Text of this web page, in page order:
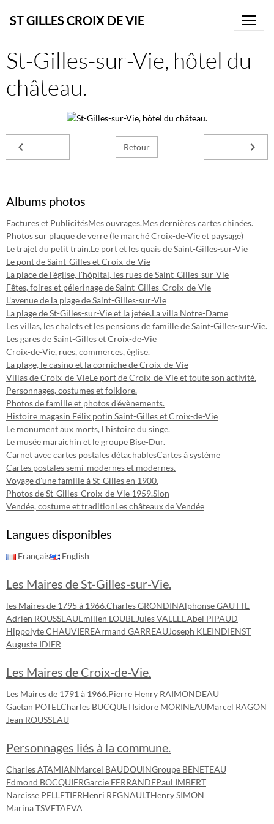
ST GILLES CROIX DE VIE
St-Gilles-sur-Vie, hôtel du
château.
Retour
Albums photos
Factures et PublicitésMes ouvrages.Mes dernières cartes chinées.
Photos sur plaque de verre (le marché Croix-de-Vie et paysage)
Le trajet du petit train.Le port et les quais de Saint-Gilles-sur-Vie
Le pont de Saint-Gilles et Croix-de-Vie
La place de l'église, l'hôpital, les rues de Saint-Gilles-sur-Vie
Fêtes, foires et pélerinage de Saint-Gilles-Croix-de-Vie
L'avenue de la plage de Saint-Gilles-sur-Vie
La plage de St-Gilles-sur-Vie et la jetée.La villa Notre-Dame
Les villas, les chalets et les pensions de famille de Saint-Gilles-sur-Vie.
Les gares de Saint-Gilles et Croix-de-Vie
Croix-de-Vie, rues, commerces, église.
La plage, le casino et la corniche de Croix-de-Vie
Villas de Croix-de-VieLe port de Croix-de-Vie et toute son activité.
Personnages, costumes et folklore.
Photos de famille et photos d'évènements.
Histoire magasin Félix potin Saint-Gilles et Croix-de-Vie
Le monument aux morts, l'histoire du singe.
Le musée maraichin et le groupe Bise-Dur.
Carnet avec cartes postales détachablesCartes à système
Cartes postales semi-modernes et modernes.
Voyage d'une famille à St-Gilles en 1900.
Photos de St-Gilles-Croix-de-Vie 1959.Sion
Vendée, costume et traditionLes châteaux de Vendée
Langues disponibles
Français English
Les Maires de St-Gilles-sur-Vie.
les Maires de 1795 à 1966.Charles GRONDINAlphonse GAUTTE
Adrien ROUSSEAUEmilien LOUBEJules VALLEEAbel PIPAUD
Hippolyte CHAUVIEREArmand GARREAUJoseph KLEINDIENST
Auguste IDIER
Les Maires de Croix-de-Vie.
Les Maires de 1791 à 1966.Pierre Henry RAIMONDEAU
Gaëtan POTEL Charles BUCQUETIsidore MORINEAUMarcel RAGON
Jean ROUSSEAU
Personnages liés à la commune.
Charles ATAMIANMarcel BAUDOUINGroupe BENETEAU
Edmond BOCQUIERGarcie FERRANDEPaul IMBERT
Narcisse PELLETIERHenri REGNAULTHenry SIMON
Marina TSVETAEVA